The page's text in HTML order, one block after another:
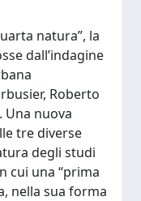
natura”, la
dall’indagine
Roberto
Una nuova
tre diverse
degli studi
cui una “prima
nella sua forma